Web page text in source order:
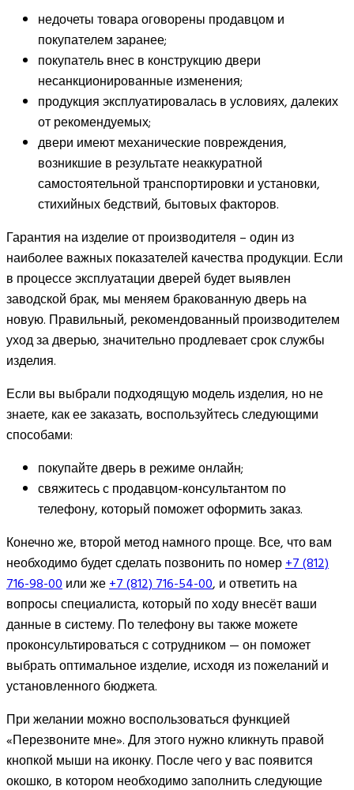
недочеты товара оговорены продавцом и
покупателем заранее;
покупатель внес в конструкцию двери
несанкционированные изменения;
продукция эксплуатировалась в условиях, далеких
от рекомендуемых;
двери имеют механические повреждения,
возникшие в результате неаккуратной
самостоятельной транспортировки и установки,
стихийных бедствий, бытовых факторов.
Гарантия на изделие от производителя – один из
наиболее важных показателей качества продукции. Если
в процессе эксплуатации дверей будет выявлен
заводской брак, мы меняем бракованную дверь на
новую. Правильный, рекомендованный производителем
уход за дверью, значительно продлевает срок службы
изделия.
Если вы выбрали подходящую модель изделия, но не
знаете, как ее заказать, воспользуйтесь следующими
способами:
покупайте дверь в режиме онлайн;
свяжитесь с продавцом-консультантом по
телефону, который поможет оформить заказ.
Конечно же, второй метод намного проще. Все, что вам
необходимо будет сделать позвонить по номер+7 (812)
716-98-00или же+7 (812) 716-54-00, и ответить на
вопросы специалиста, который по ходу внесёт ваши
данные в систему. По телефону вы также можете
проконсультироваться с сотрудником — он поможет
выбрать оптимальное изделие, исходя из пожеланий и
установленного бюджета.
При желании можно воспользоваться функцией
«Перезвоните мне». Для этого нужно кликнуть правой
кнопкой мыши на иконку. После чего у вас появится
окошко, в котором необходимо заполнить следующие